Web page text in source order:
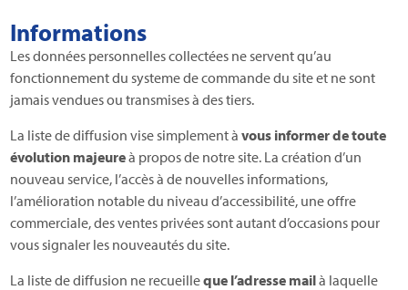
Informations
Les données personnelles collectées ne servent qu’au
fonctionnement du systeme de commande du site et ne sont
jamais vendues ou transmises à des tiers.
La liste de diffusion vise simplement àvous informer de toute
évolution majeureà propos de notre site. La création d’un
nouveau service, l’accès à de nouvelles informations,
l’amélioration notable du niveau d’accessibilité, une offre
commerciale, des ventes privées sont autant d’occasions pour
vous signaler les nouveautés du site.
La liste de diffusion ne recueilleque l’adresse mailà laquelle